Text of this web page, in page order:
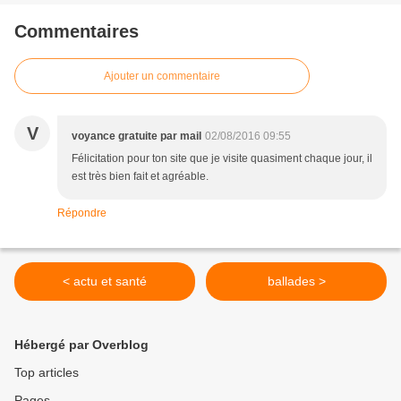
Commentaires
Ajouter un commentaire
V voyance gratuite par mail 02/08/2016 09:55
Félicitation pour ton site que je visite quasiment chaque jour, il
est très bien fait et agréable.
Répondre
< actu et santé ballades >
Hébergé par Overblog
Top articles